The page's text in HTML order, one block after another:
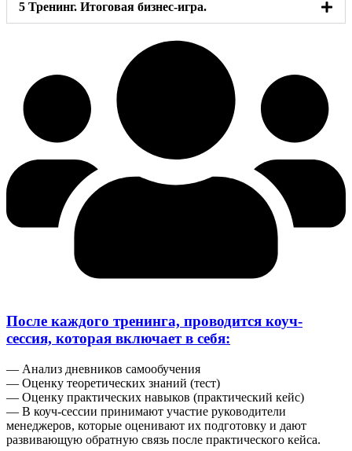
5 Тренинг. Итоговая бизнес-игра.
После каждого тренинга, проводится коуч-
сессия, которая включает в себя:
— Анализ дневников самообучения
— Оценку теоретических знаний (тест)
— Оценку практических навыков (практический кейс)
— В коуч-сессии принимают участие руководители
менеджеров, которые оценивают их подготовку и дают
развивающую обратную связь после практического кейса.